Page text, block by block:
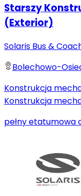
Starszy
(Exterior)
Solaris Bus &
Bolechowo-
Konstrukcja
Konstrukcja
pełny etatumowa